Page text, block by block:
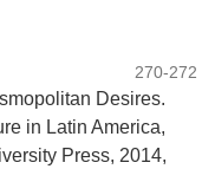
270-272
Desires.
in Latin America,
Press, 2014,